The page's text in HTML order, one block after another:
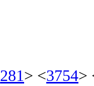
281> <3754>